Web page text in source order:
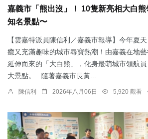
嘉義市「熊出沒」！ 10隻新亮相大白
知名景點〜
【雲嘉特派員陳信利／嘉義市報導】今年夏
癒又充滿趣味的城市尋寶熱潮！由嘉義在地
延伸而來的「大白熊」，化身最萌城市領航
大景點。 隨著嘉義市長黃...
陳信利 2026年八月06日 5,920 觀看